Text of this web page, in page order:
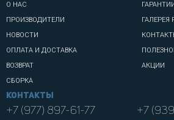
О НАС
ПРОИЗВОДИТЕЛИ
НОВОСТИ
ОПЛАТА И ДОСТАВКА
ВОЗВРАТ
СБОРКА
ГАЛЕРЕЯ
АКЦИИ
Контакты
+7 (977) 897-61-77 +7